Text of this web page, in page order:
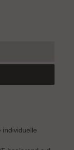
individuelle